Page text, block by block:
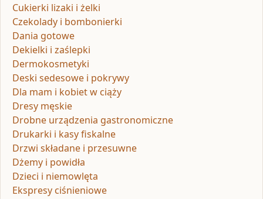
Cukierki lizaki i żelki
Czekolady i bombonierki
Dania gotowe
Dekielki i zaślepki
Dermokosmetyki
Deski sedesowe i pokrywy
Dla mam i kobiet w ciąży
Dresy męskie
Drobne urządzenia gastronomiczne
Drukarki i kasy fiskalne
Drzwi składane i przesuwne
Dżemy i powidła
Dzieci i niemowlęta
Ekspresy ciśnieniowe